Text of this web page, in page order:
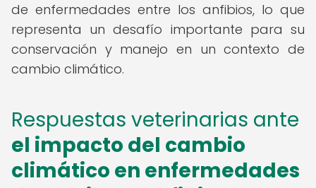
de enfermedades entre los anfibios, lo que
representa un desafío importante para su
conservación y manejo en un contexto de
cambio climático.
Respuestas veterinarias ante
el impacto del cambio
climático en enfermedades